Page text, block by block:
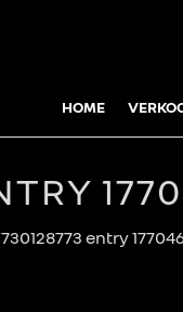
HOME
entry